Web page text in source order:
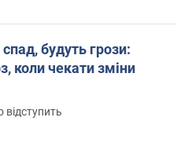
будуть грози:
коли чекати зміни
відступить